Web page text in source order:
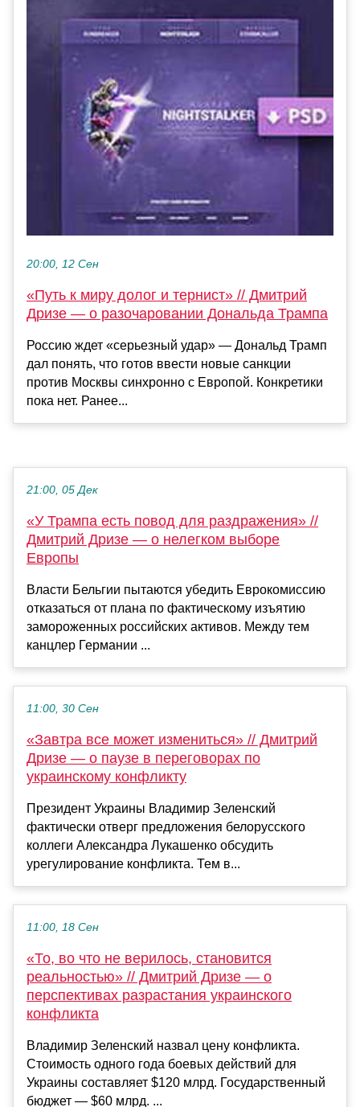
20:00, 12 Сен
«Путь к миру долог и тернист» // Дмитрий
Дризе — о разочаровании Дональда Трампа
Россию ждет «серьезный удар» — Дональд Трамп
дал понять, что готов ввести новые санкции
против Москвы синхронно с Европой. Конкретики
пока нет. Ранее...
21:00, 05 Дек
«У Трампа есть повод для раздражения» //
Дмитрий Дризе — о нелегком выборе
Европы
Власти Бельгии пытаются убедить Еврокомиссию
отказаться от плана по фактическому изъятию
замороженных российских активов. Между тем
канцлер Германии ...
11:00, 30 Сен
«Завтра все может измениться» // Дмитрий
Дризе — о паузе в переговорах по
украинскому конфликту
Президент Украины Владимир Зеленский
фактически отверг предложения белорусского
коллеги Александра Лукашенко обсудить
урегулирование конфликта. Тем в...
11:00, 18 Сен
«То, во что не верилось, становится
реальностью» // Дмитрий Дризе — о
перспективах разрастания украинского
конфликта
Владимир Зеленский назвал цену конфликта.
Стоимость одного года боевых действий для
Украины составляет $120 млрд. Государственный
бюджет — $60 млрд. ...